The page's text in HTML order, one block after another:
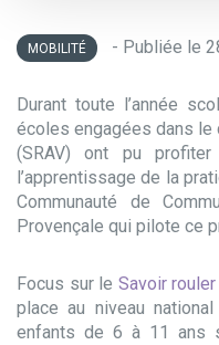
MOBILITÉ - Publiée le
Durant toute l’année
écoles engagées dans le
(SRAV) ont pu
l’apprentissage de la
Communauté de
Provençale qui pilote ce
Focus sur le Savoir
place au niveau
enfants de 6 à 11 ans